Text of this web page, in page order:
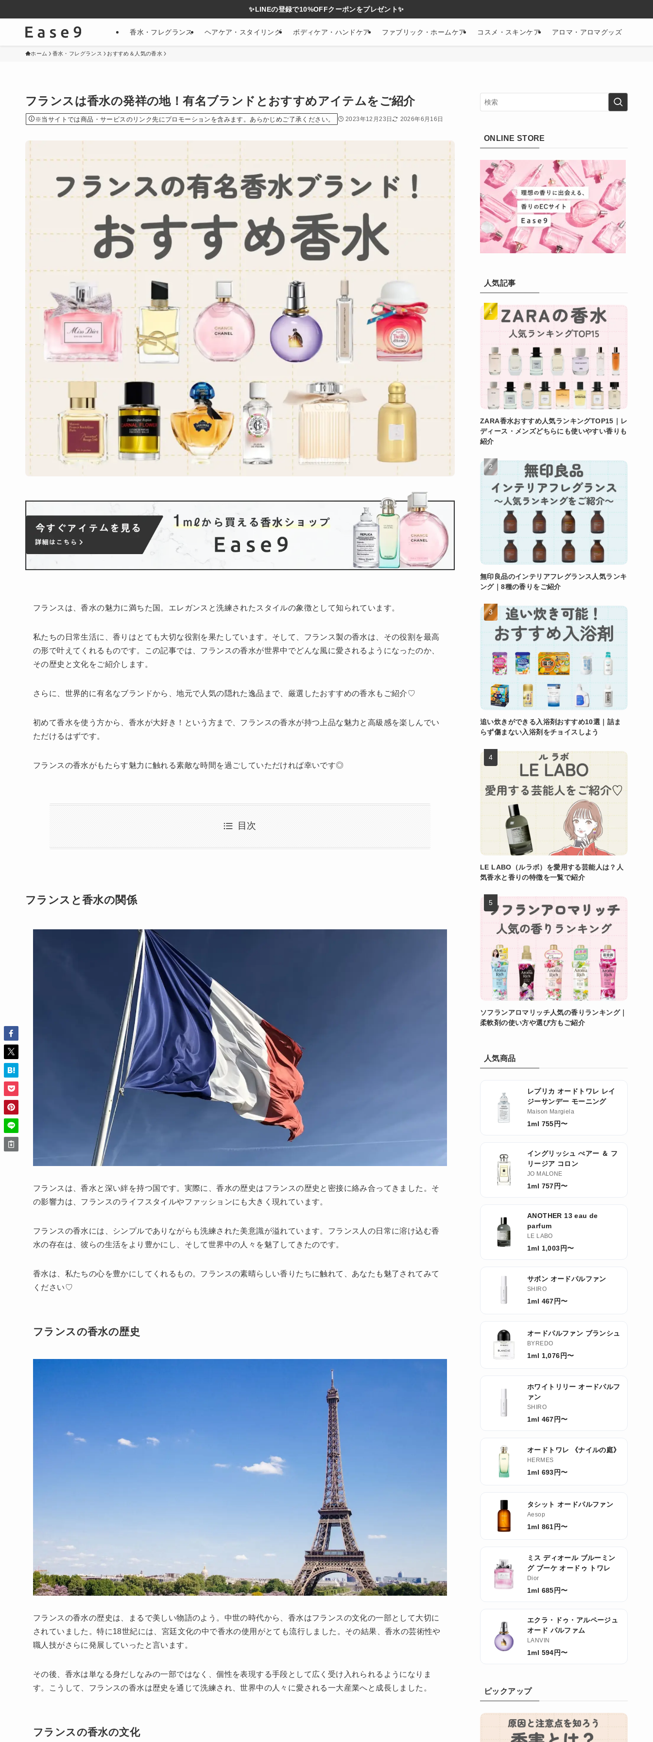
✨LINEの登録で10%OFFクーポンをプレゼント✨
香水・フレグランス ヘアケア・スタイリング ボディケア・ハンドケア ファブリック・ホームケア コスメ・スキンケア アロマ・アロマグッズ
ホーム 香水・フレグランス おすすめ＆人気の香水
フランスは香水の発祥の地！有名ブランドとおすすめアイテムをご紹介
※当サイトでは商品・サービスのリンク先にプロモーションを含みます。あらかじめご了承ください。 2023年12月23日 2026年6月16日
フランスは、香水の魅力に満ちた国。エレガンスと洗練されたスタイルの象徴として知られています。
私たちの日常生活に、香りはとても大切な役割を果たしています。そして、フランス製の香水は、その役割を最高
の形で叶えてくれるものです。この記事では、フランスの香水が世界中でどんな風に愛されるようになったのか、
その歴史と文化をご紹介します。
さらに、世界的に有名なブランドから、地元で人気の隠れた逸品まで、厳選したおすすめの香水もご紹介♡
初めて香水を使う方から、香水が大好き！という方まで、フランスの香水が持つ上品な魅力と高級感を楽しんでい
ただけるはずです。
フランスの香水がもたらす魅力に触れる素敵な時間を過ごしていただければ幸いです◎
目次
フランスと香水の関係
フランスは、香水と深い絆を持つ国です。実際に、香水の歴史はフランスの歴史と密接に絡み合ってきました。そ
の影響力は、フランスのライフスタイルやファッションにも大きく現れています。
フランスの香水には、シンプルでありながらも洗練された美意識が溢れています。フランス人の日常に溶け込む香
水の存在は、彼らの生活をより豊かにし、そして世界中の人々を魅了してきたのです。
香水は、私たちの心を豊かにしてくれるもの。フランスの素晴らしい香りたちに触れて、あなたも魅了されてみて
ください♡
フランスの香水の歴史
フランスの香水の歴史は、まるで美しい物語のよう。中世の時代から、香水はフランスの文化の一部として大切に
されていました。特に18世紀には、宮廷文化の中で香水の使用がとても流行しました。その結果、香水の芸術性や
職人技がさらに発展していったと言います。
その後、香水は単なる身だしなみの一部ではなく、個性を表現する手段として広く受け入れられるようになりま
す。こうして、フランスの香水は歴史を通じて洗練され、世界中の人々に愛される一大産業へと成長しました。
フランスの香水の文化
ONLINE STORE
人気記事
ZARA香水おすすめ人気ランキングTOP15｜レ
ディース・メンズどちらにも使いやすい香りも
紹介
無印良品のインテリアフレグランス人気ランキ
ング｜8種の香りをご紹介
追い炊きができる入浴剤おすすめ10選｜詰ま
らず傷まない入浴剤をチョイスしよう
LE LABO（ルラボ）を愛用する芸能人は？人
気香水と香りの特徴を一覧で紹介
ソフランアロマリッチ人気の香りランキング｜
柔軟剤の使い方や選び方もご紹介
人気商品
レプリカ オードトワレ レイ
ジーサンデー モーニング
Maison Margiela
1ml 755円〜
イングリッシュ ぺアー ＆ フ
リージア コロン
JO MALONE
1ml 757円〜
ANOTHER 13 eau de
parfum
LE LABO
1ml 1,003円〜
サボン オードパルファン
SHIRO
1ml 467円〜
オードパルファン ブランシュ
BYREDO
1ml 1,076円〜
ホワイトリリー オードパルフ
ァン
SHIRO
1ml 467円〜
オードトワレ 《ナイルの庭》
HERMES
1ml 693円〜
タシット オードパルファン
Aesop
1ml 861円〜
ミス ディオール ブルーミン
グ ブーケ オードゥ トワレ
Dior
1ml 685円〜
エクラ・ドゥ・アルページュ
オード パルファム
LANVIN
1ml 594円〜
ピックアップ